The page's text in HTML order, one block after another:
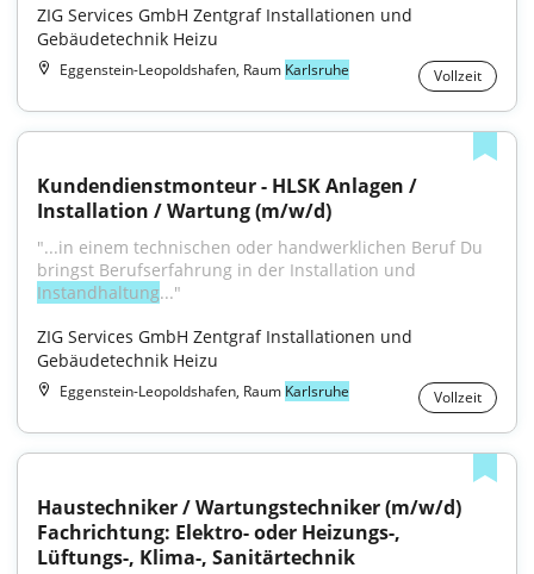
ZIG Services GmbH Zentgraf Installationen und
Gebäudetechnik Heizu
Eggenstein-Leopoldshafen, Raum Karlsruhe Vollzeit
Kundendienstmonteur - HLSK Anlagen /
Installation / Wartung (m/w/d)
"...in einem technischen oder handwerklichen Beruf Du
Instandhaltung..."
ZIG Services GmbH Zentgraf Installationen und
Gebäudetechnik Heizu
Eggenstein-Leopoldshafen, Raum Karlsruhe Vollzeit
Haustechniker / Wartungstechniker (m/w/d)
Fachrichtung: Elektro- oder Heizungs-,
Lüftungs-, Klima-, Sanitärtechnik